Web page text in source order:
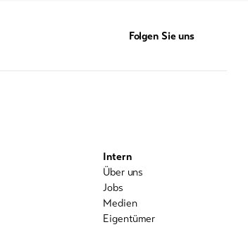
Folgen Sie uns
Intern
Über uns
Jobs
Medien
Eigentümer